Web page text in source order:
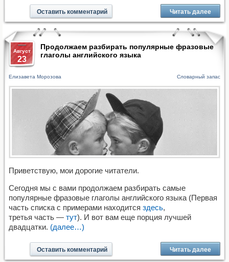
Оставить комментарий Читать далее
Август
23
Продолжаем разбирать популярные фразовые
глаголы английского языка
Елизавета Морозова Словарный запас
Приветствую, мои дорогие читатели.
Сегодня мы с вами продолжаем разбирать самые
популярные фразовые глаголы английского языка (Первая
часть списка с примерами находится здесь,
третья часть — тут). И вот вам еще порция лучшей
двадцатки. (далее…)
Оставить комментарий Читать далее